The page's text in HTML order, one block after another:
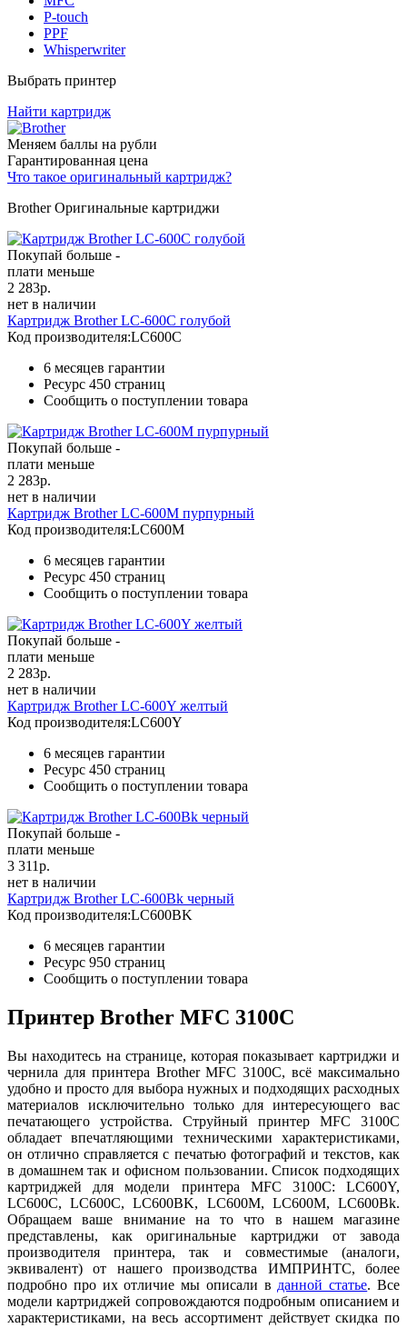
P-touch
PPF
Whisperwriter
Выбрать принтер
Найти картридж
Меняем баллы на рубли
Гарантированная цена
Что такое оригинальный картридж?
Brother Оригинальные картриджи
Покупай больше -
плати меньше
2 283р.
нет в наличии
Картридж Brother LC-600C голубой
Код производителя:LC600C
6 месяцев гарантии
Ресурс 450 страниц
Сообщить о поступлении товара
Покупай больше -
плати меньше
2 283р.
нет в наличии
Картридж Brother LC-600M пурпурный
Код производителя:LC600M
6 месяцев гарантии
Ресурс 450 страниц
Сообщить о поступлении товара
Покупай больше -
плати меньше
2 283р.
нет в наличии
Картридж Brother LC-600Y желтый
Код производителя:LC600Y
6 месяцев гарантии
Ресурс 450 страниц
Сообщить о поступлении товара
Покупай больше -
плати меньше
3 311р.
нет в наличии
Картридж Brother LC-600Bk черный
Код производителя:LC600BK
6 месяцев гарантии
Ресурс 950 страниц
Сообщить о поступлении товара
Принтер Brother MFC 3100C
Вы находитесь на странице, которая показывает картриджи и
чернила для принтера Brother MFC 3100C, всё максимально
удобно и просто для выбора нужных и подходящих расходных
материалов исключительно только для интересующего вас
печатающего устройства. Струйный принтер MFC 3100C
обладает впечатляющими техническими характеристиками,
он отлично справляется с печатью фотографий и текстов, как
в домашнем так и офисном пользовании. Список подходящих
картриджей для модели принтера MFC 3100C: LC600Y,
LC600C, LC600C, LC600BK, LC600M, LC600M, LC600Bk.
Обращаем ваше внимание на то что в нашем магазине
представлены, как оригинальные картриджи от завода
производителя принтера, так и совместимые (аналоги,
эквивалент) от нашего производства ИМПРИНТС, более
подробно про их отличие мы описали в данной статье. Все
модели картриджей сопровождаются подробным описанием и
характеристиками, на весь ассортимент действует скидка по